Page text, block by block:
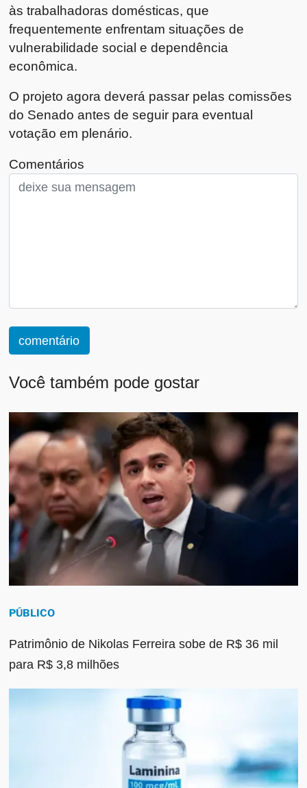
às trabalhadoras domésticas, que
frequentemente enfrentam situações de
vulnerabilidade social e dependência
econômica.
O projeto agora deverá passar pelas comissões
do Senado antes de seguir para eventual
votação em plenário.
Comentários
comentário
Você também pode gostar
PÚBLICO
Patrimônio de Nikolas Ferreira sobe de R$ 36 mil
para R$ 3,8 milhões